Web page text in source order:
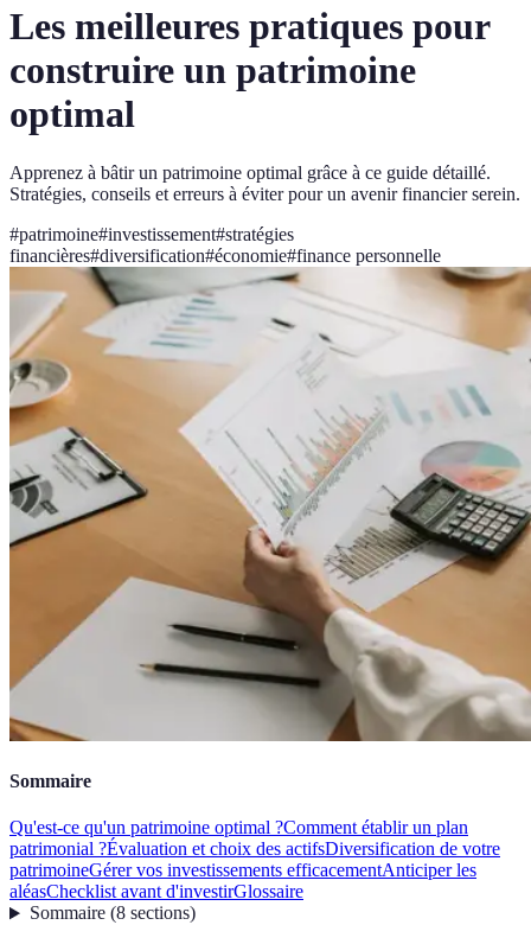
Les meilleures pratiques pour
construire un patrimoine
optimal
Apprenez à bâtir un patrimoine optimal grâce à ce guide détaillé.
Stratégies, conseils et erreurs à éviter pour un avenir financier serein.
#patrimoine#investissement#stratégies
financières#diversification#économie#finance personnelle
Sommaire
Qu'est-ce qu'un patrimoine optimal ?Comment établir un plan
patrimonial ?Évaluation et choix des actifsDiversification de votre
patrimoineGérer vos investissements efficacementAnticiper les
aléasChecklist avant d'investirGlossaire
Sommaire(8 sections)